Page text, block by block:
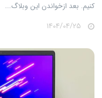
کنیم. بعد ازخواندن این وبلاگ...